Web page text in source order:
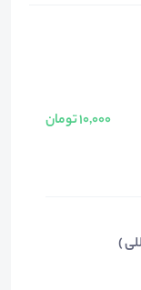
10,000 تومان
)